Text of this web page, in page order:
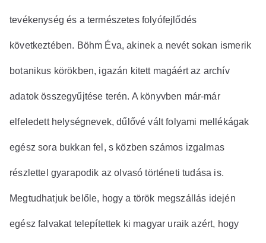
tevékenység és a természetes folyófejlődés
következtében. Böhm Éva, akinek a nevét sokan ismerik
botanikus körökben, igazán kitett magáért az archív
adatok összegyűjtése terén. A könyvben már-már
elfeledett helységnevek, dűlővé vált folyami mellékágak
egész sora bukkan fel, s közben számos izgalmas
részlettel gyarapodik az olvasó történeti tudása is.
Megtudhatjuk belőle, hogy a török megszállás idején
egész falvakat telepítettek ki magyar uraik azért, hogy